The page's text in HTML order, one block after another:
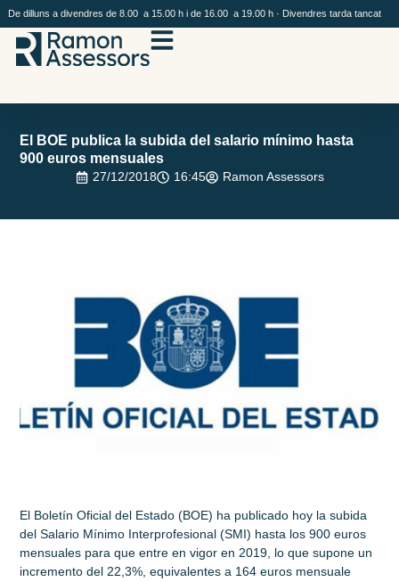
De dilluns a divendres de 8.00 a 15.00 h i de 16.00 a 19.00 h · Divendres tarda tancat
El BOE publica la subida del salario mínimo hasta
900 euros mensuales
27/12/2018 16:45 Ramon Assessors
El Boletín Oficial del Estado (BOE) ha publicado hoy la subida
del Salario Mínimo Interprofesional (SMI) hasta los 900 euros
mensuales para que entre en vigor en 2019, lo que supone un
incremento del 22,3%, equivalentes a 164 euros mensuale